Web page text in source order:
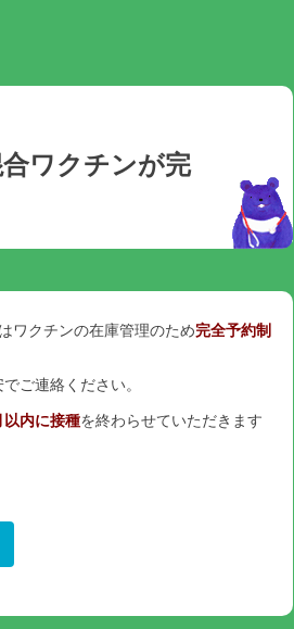
ワクチンが完
ワクチンの在庫管理のため完全予約制
でご連絡ください。
以内に接種を終わらせていただきます